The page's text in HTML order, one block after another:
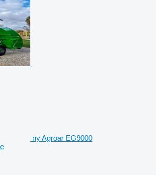
ny Agroar EG9000